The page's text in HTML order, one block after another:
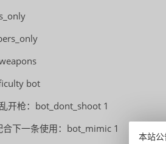
bot
开枪：bot_dont_shoot 1
下一条使用：bot_mimic 1
本站